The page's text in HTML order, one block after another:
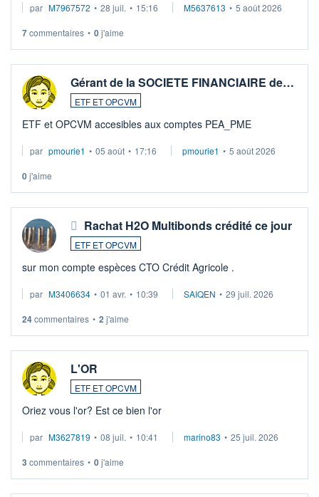
par M7967572 • 28 juil. • 15:16 M5637613 • 5 août 2026
7commentaires • 0j'aime
Gérant de la SOCIETE FINANCIAIRE de…
ETF ET OPCVM
ETF et OPCVM accesibles aux comptes PEA_PME
par pmourie1 • 05 août • 17:16 pmourie1 • 5 août 2026
0j'aime
Rachat H2O Multibonds crédité ce jour
ETF ET OPCVM
sur mon compte espèces CTO Crédit Agricole .
par M3406634 • 01 avr. • 10:39 SAIQEN • 29 juil. 2026
24commentaires • 2 j'aime
L'OR
ETF ET OPCVM
Oriez vous l'or? Est ce bien l'or
par M3627819 • 08 juil. • 10:41 marino83 • 25 juil. 2026
3 commentaires • 0j'aime